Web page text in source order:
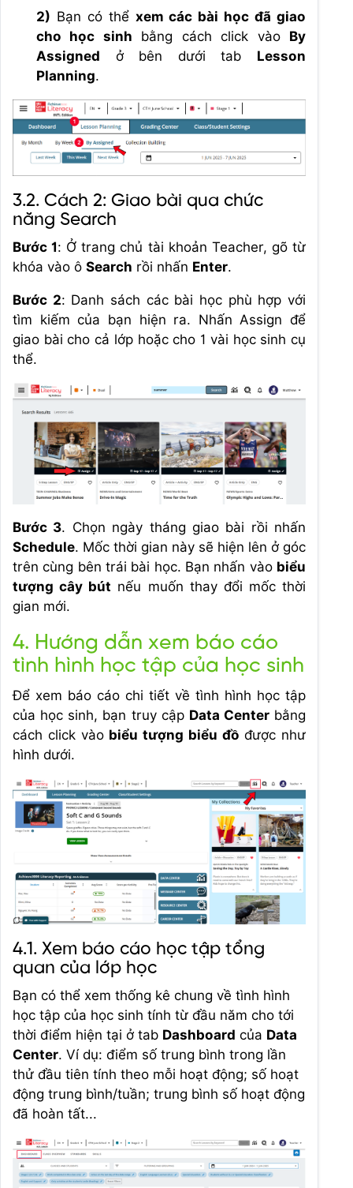
2) Bạn có thể xem các bài học đã giao
cho học sinh bằng cách click vào By
Assigned ở bên dưới tab Lesson
Planning.
3.2. Cách 2: Giao bài qua chức
năng Search
Bước 1: Ở trang chủ tài khoản Teacher, gõ từ
khóa vào ô Search rồi nhấn Enter.
Bước 2: Danh sách các bài học phù hợp với
tìm kiếm của bạn hiện ra. Nhấn Assign để
giao bài cho cả lớp hoặc cho 1 vài học sinh cụ
thể.
Bước 3. Chọn ngày tháng giao bài rồi nhấn
Schedule. Mốc thời gian này sẽ hiện lên ở góc
trên cùng bên trái bài học. Bạn nhấn vào biểu
tượng cây bút nếu muốn thay đổi mốc thời
gian mới.
4. Hướng dẫn xem báo cáo
tình hình học tập của học sinh
Để xem báo cáo chi tiết về tình hình học tập
của học sinh, bạn truy cập Data Centerbằng
cách click vào biểu tượng biểu đồ được như
hình dưới.
4.1. Xem báo cáo học tập tổng
quan của lớp học
Bạn có thể xem thống kê chung về tình hình
học tập của học sinh tính từ đầu năm cho tới
thời điểm hiện tại ở tab Dashboard của Data
Center. Ví dụ: điểm số trung bình trong lần
thử đầu tiên tính theo mỗi hoạt động; số hoạt
động trung bình/tuần; trung bình số hoạt động
đã hoàn tất...